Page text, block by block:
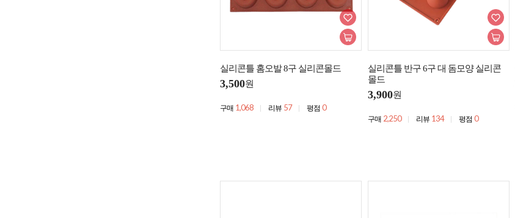
실리콘틀 홈오발 8구 실리콘몰드
3,500원
구매 1,068 리뷰 57 평점 0
실리콘틀 반구 6구 대 돔모양 실리콘
몰드
3,900원
구매 2,250 리뷰 134 평점 0